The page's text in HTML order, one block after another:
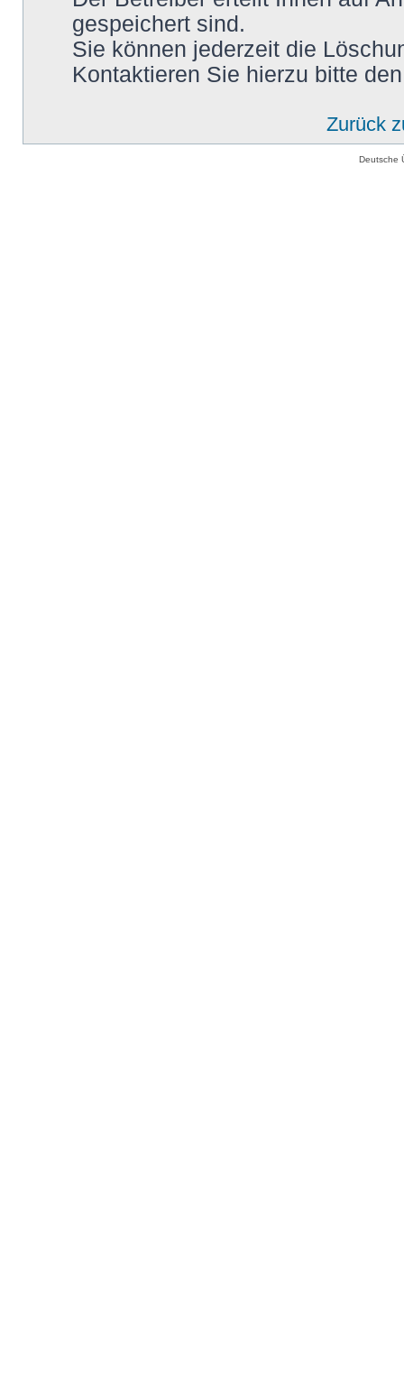
gespeichert sind.
Sie können jederzeit die
Kontaktieren Sie hierzu bitte
Zurück
Deutsche